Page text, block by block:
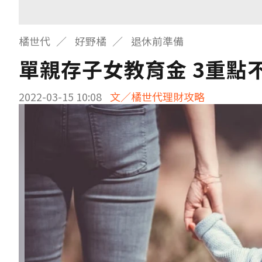
橘世代 好野橘 退休前準備
單親存子女教育金 3重點
2022-03-15 10:08 文／橘世代理財攻略